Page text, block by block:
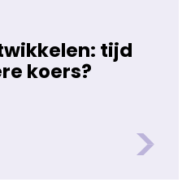
tijd
koers?